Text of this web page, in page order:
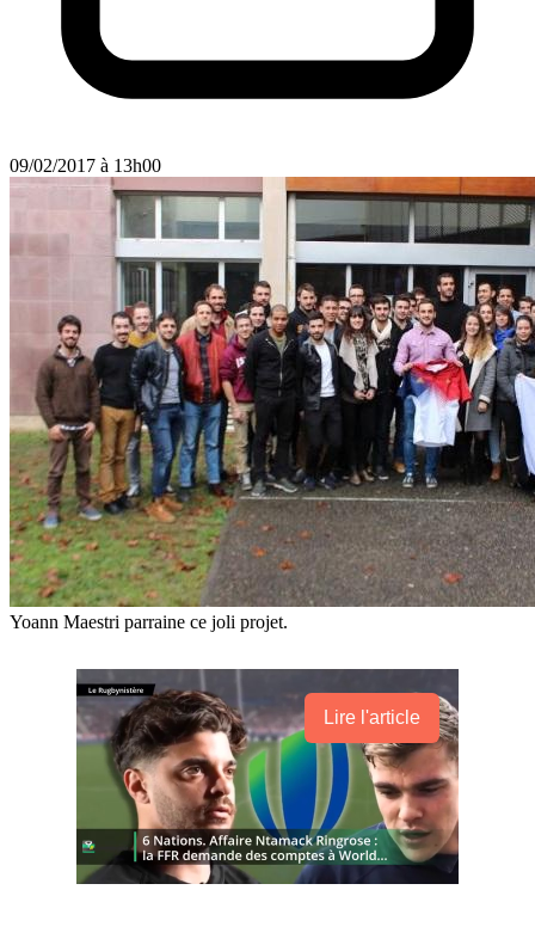
09/02/2017 à 13h00
Yoann Maestri parraine ce joli projet.
Lire l'article